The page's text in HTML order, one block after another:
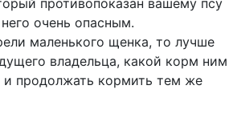
очень опасным.
маленького щенка, то лучше
владельца, какой корм ним
и продолжать кормить тем же